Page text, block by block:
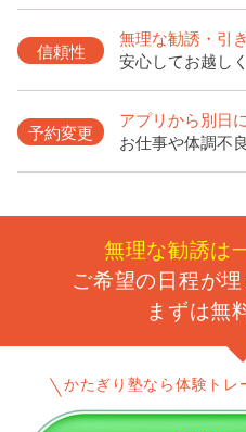
信頼性
無理な勧誘・引
安心してお越し
予約変更
アプリから別日
お仕事や体調不
無理な勧誘は
ご希望の日程が
まずは無
かたぎり塾なら体験トレ